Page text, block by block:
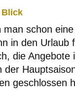
Blick
schon
in den Urlaub
die Angebote
der
geschlossen